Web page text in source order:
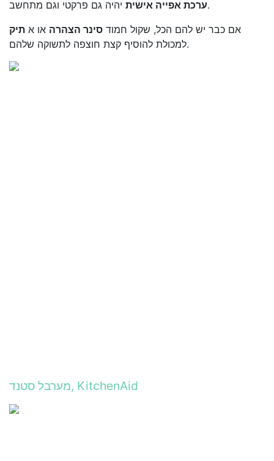
ערכת אפייה אישיתיהיה גם פרקטי וגם מתחשב.
אם כבר יש להם הכל, שקול חמוד סינר הצהרה או א תיק
למכולת להוסיף קצת חוצפה לתשוקה שלהם.
מערבל סטנד, KitchenAid